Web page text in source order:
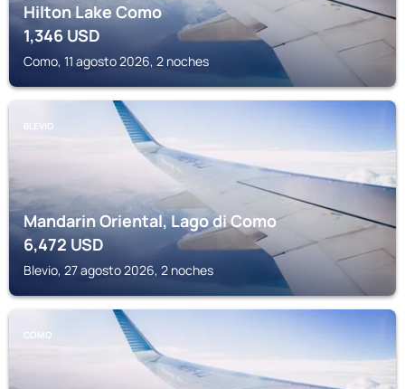
Hilton Lake Como
1,346USD
Como, 11 agosto 2026, 2 noches
BLEVIO
Mandarin Oriental, Lago di Como
6,472 USD
Blevio, 27 agosto 2026, 2 noches
COMO